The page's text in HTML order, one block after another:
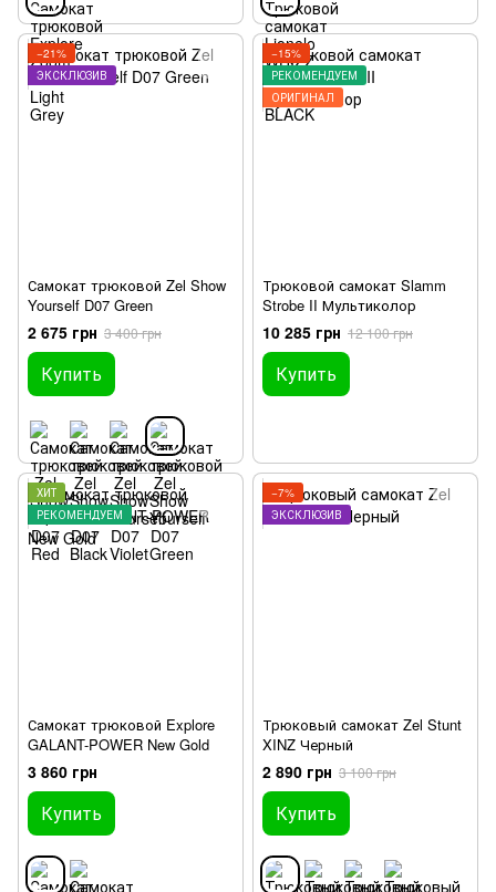
−21%
ЭКСКЛЮЗИВ
Самокат трюковой Zel Show
Yourself D07 Green
2 675 грн 3 400 грн
Купить
−15%
РЕКОМЕНДУЕМ
ОРИГИНАЛ
Трюковой самокат Slamm
Strobe II Мультиколор
10 285 грн 12 100 грн
Купить
ХИТ
РЕКОМЕНДУЕМ
Самокат трюковой Explore
GALANT-POWER New Gold
3 860 грн
Купить
−7%
ЭКСКЛЮЗИВ
Трюковый самокат Zel Stunt
XINZ Черный
2 890 грн 3 100 грн
Купить